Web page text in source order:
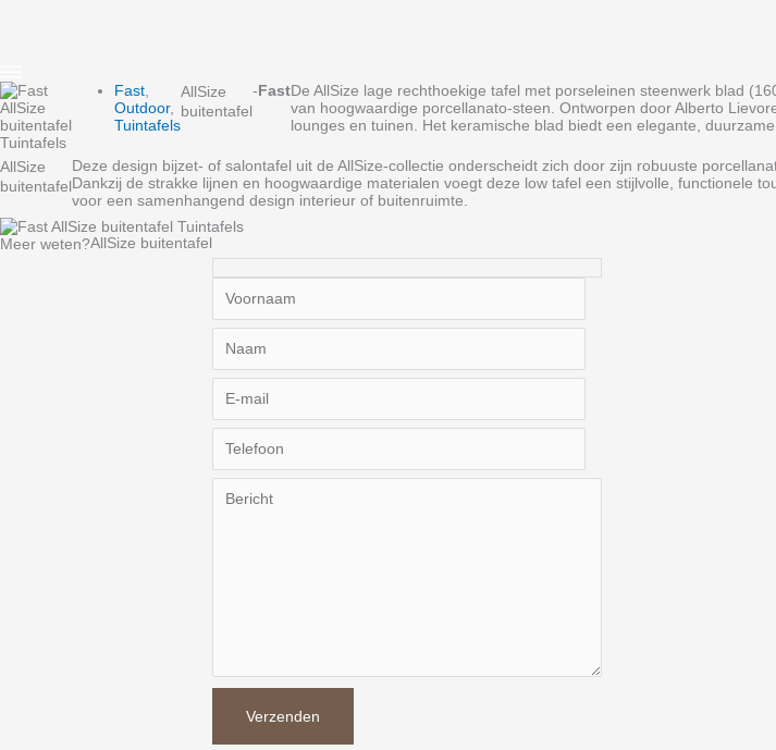
Fast
Outdoor,
Tuintafels
AllSize
buitentafel
-FastDe AllSize lage rechthoekige tafel met porseleinen steenwerk blad
van hoogwaardige porcellanato‑steen. Ontworpen door Alberto
lounges en tuinen. Het keramische blad biedt een elegante,
AllSize
buitentafel
Deze design bijzet‑ of salontafel uit de AllSize‑collectie onderscheidt zich door zijn robuuste
Dankzij de strakke lijnen en hoogwaardige materialen voegt deze low tafel een stijlvolle, functionele
voor een samenhangend design interieur of buitenruimte.
Meer weten?AllSize buitentafel